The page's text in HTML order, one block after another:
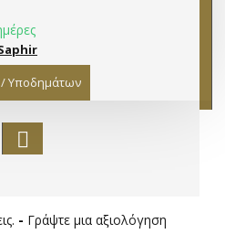
/ Υποδημάτων
- Γράψτε μια αξιολόγηση